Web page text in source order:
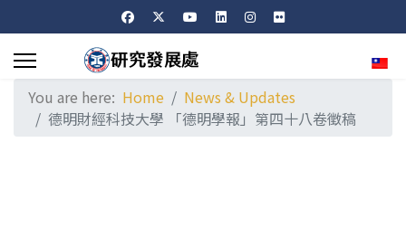
You are here: Home
News & Updates
德明財經科技大學 「德明學報」第四十八卷徵稿